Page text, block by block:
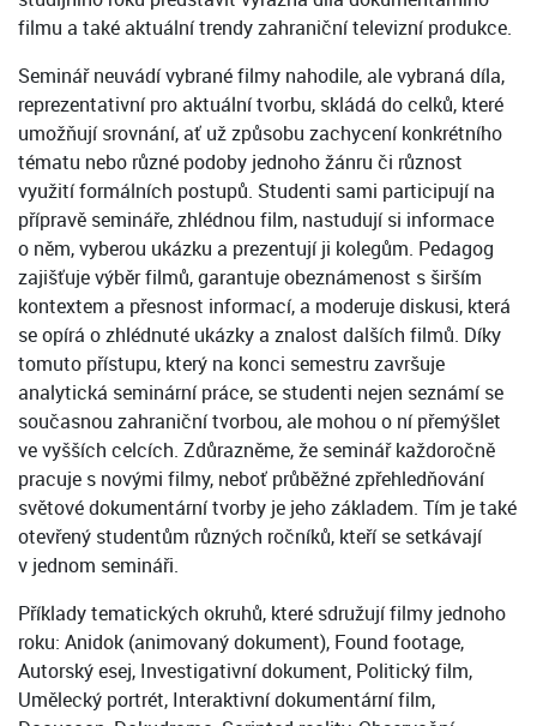
filmu a také aktuální trendy zahraniční televizní produkce.
Seminář neuvádí vybrané filmy nahodile, ale vybraná díla,
reprezentativní pro aktuální tvorbu, skládá do celků, které
umožňují srovnání, ať už způsobu zachycení konkrétního
tématu nebo různé podoby jednoho žánru či různost
využití formálních postupů. Studenti sami participují na
přípravě semináře, zhlédnou film, nastudují si informace
o něm, vyberou ukázku a prezentují ji kolegům. Pedagog
zajišťuje výběr filmů, garantuje obeznámenost s širším
kontextem a přesnost informací, a moderuje diskusi, která
se opírá o zhlédnuté ukázky a znalost dalších filmů. Díky
tomuto přístupu, který na konci semestru završuje
analytická seminární práce, se studenti nejen seznámí se
současnou zahraniční tvorbou, ale mohou o ní přemýšlet
ve vyšších celcích. Zdůrazněme, že seminář každoročně
pracuje s novými filmy, neboť průběžné zpřehledňování
světové dokumentární tvorby je jeho základem. Tím je také
otevřený studentům různých ročníků, kteří se setkávají
v jednom semináři.
Příklady tematických okruhů, které sdružují filmy jednoho
roku: Anidok (animovaný dokument), Found footage,
Autorský esej, Investigativní dokument, Politický film,
Umělecký portrét, Interaktivní dokumentární film,